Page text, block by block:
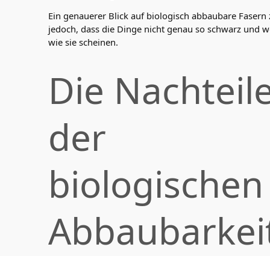
Ein genauerer Blick auf biologisch abbaubare Fasern
jedoch, dass die Dinge nicht genau so schwarz und
wie sie scheinen.
Die
der
biologischen